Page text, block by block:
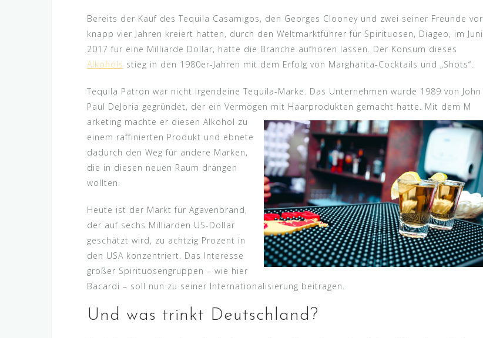
Bereits der Kauf des Tequila Casamigos, den Georges Clooney und zwei seiner Freunde vor
knapp vier Jahren kreiert hatten, durch den Weltmarktführer für Spirituosen, Diageo, im Juni
2017 für eine Milliarde Dollar, hatte die Branche aufhören lassen. Der Konsum dieses
Alkohols stieg in den 1980er-Jahren mit dem Erfolg von Margharita-Cocktails und „Shots“.
Tequila Patron war nicht irgendeine Tequila-Marke. Das Unternehmen wurde 1989 von John
Paul DeJoria gegründet, der ein Vermögen mit Haarprodukten gemacht hatte. Mit dem M
arketing machte er diesen Alkohol zu
einem raffinierten Produkt und ebnete
dadurch den Weg für andere Marken,
die in diesen neuen Raum drängen
wollten.
Heute ist der Markt für Agavenbrand,
der auf sechs Milliarden US-Dollar
geschätzt wird, zu achtzig Prozent in
den USA konzentriert. Das Interesse
großer Spirituosengruppen – wie hier
Bacardi – soll nun zu seiner Internationalisierung beitragen.
Und was trinkt Deutschland?